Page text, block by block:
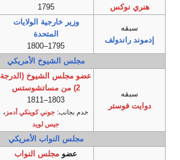
هنري نوكس
1795
سبقه
إدموند راندولف
وزير خارجية الولايات
المتحدة
1795–1800
مجلس الشيوخ الأمريكي
سبقه
دوايت فوستر
عضو مجلس الشيوخ (الدرجة
2) من مساتشوستس
1803–1811
خدم بجانب: جوني كوينكي أدمز ،
جيس لويد
مجلس النواب الأمريكي
عضو مجلس النواب